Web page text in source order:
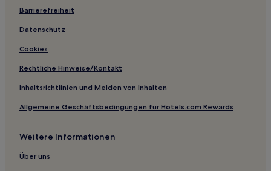
Calella de Palafrugell Hotels
Riudellots de la Selva Hotels
Hotels nahe Leuchtturm von Sant Sebastia
Santa Pellaia Hotels
Hotels nahe Cala d'Aigua Xelida
Begur Hotels
Hotels nahe Gran Beach
Santa Maria de Solius Hotels
Barrierefreiheit
Datenschutz
Cookies
Rechtliche Hinweise/Kontakt
Inhaltsrichtlinien und Melden von Inhalten
Allgemeine Geschäftsbedingungen für Hotels.com Rewards
Weitere Informationen
Über uns